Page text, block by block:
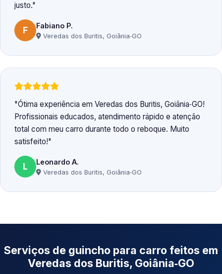
justo.
F Fabiano P.
Veredas dos Buritis, Goiânia‑GO
Ótima experiência em Veredas dos Buritis, Goiânia‑GO!
Profissionais educados, atendimento rápido e atenção
total com meu carro durante todo o reboque. Muito
satisfeito!
L Leonardo A.
Veredas dos Buritis, Goiânia‑GO
Serviços de guincho para carro feitos em
Veredas dos Buritis, Goiânia‑GO